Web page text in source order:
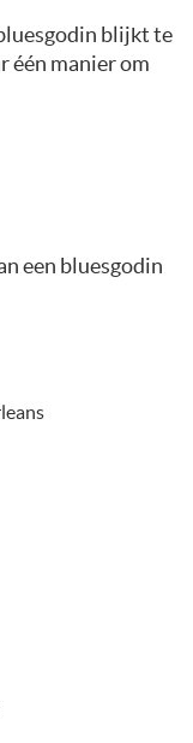
blijkt te
één manier om
een bluesgodin